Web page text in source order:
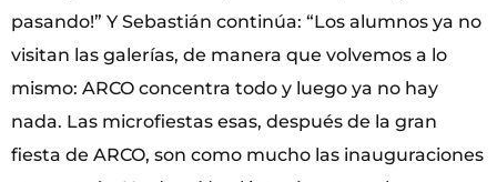
pasando!” Y Sebastián continúa: “Los alumnos ya no
visitan las galerías, de manera que volvemos a lo
mismo: ARCO concentra todo y luego ya no hay
nada. Las microfiestas esas, después de la gran
fiesta de ARCO, son como mucho las inauguraciones